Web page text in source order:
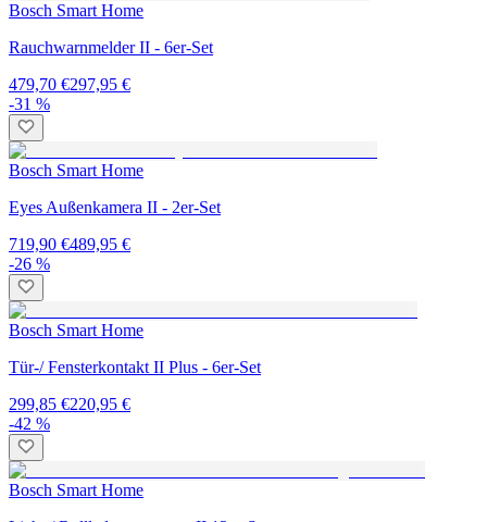
Bosch Smart Home
Rauchwarnmelder II - 6er-Set
479,70 €297,95 €
-31 %
Bosch Smart Home
Eyes Außenkamera II - 2er-Set
719,90 €489,95 €
-26 %
Bosch Smart Home
Tür-/ Fensterkontakt II Plus - 6er-Set
299,85 €220,95 €
-42 %
Bosch Smart Home